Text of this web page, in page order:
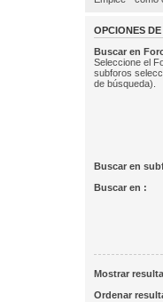
OPCIONES
Buscar en
Seleccione el
subforos
de búsqueda).
Buscar en
Buscar en :
Mostrar
Ordenar